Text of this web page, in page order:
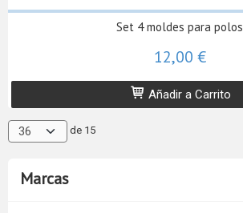
Marcas
Set 4 moldes para polos
12,00 €
Añadir a Carrito
de 15